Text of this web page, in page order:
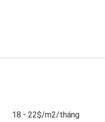
18 - 22$/m2/tháng